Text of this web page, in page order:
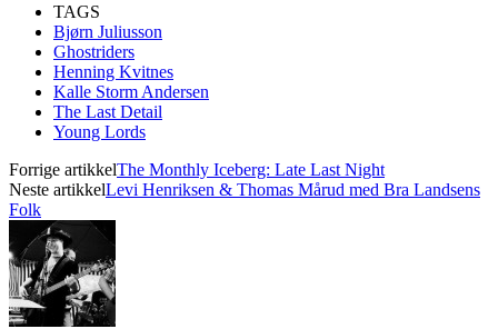
TAGS
Bjørn Juliusson
Ghostriders
Henning Kvitnes
Kalle Storm Andersen
The Last Detail
Young Lords
Forrige artikkelThe Monthly Iceberg: Late Last Night
Neste artikkelLevi Henriksen & Thomas Mårud med Bra Landsens
Folk